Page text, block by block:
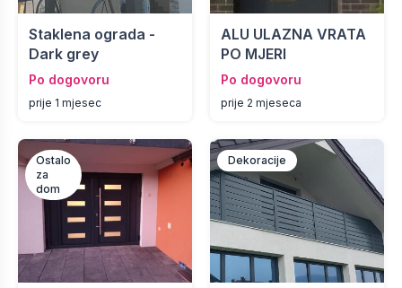
Staklena ograda -
Dark grey
Po dogovoru
prije 1 mjesec
ALU ULAZNA VRATA
PO MJERI
Po dogovoru
prije 2 mjeseca
Ostalo
za
dom
Dekoracije